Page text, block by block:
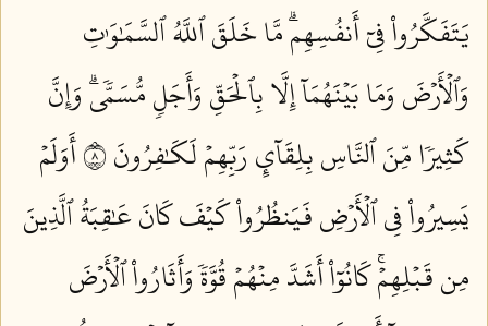
يَتَفَكَّرُواْ فِيٓ أَنفُسِهِمۗ مَّا خَلَقَ ٱللَّهُ ٱلسَّمَٰوَٰتِ
وَٱلۡأَرۡضَ وَمَا بَيۡنَهُمَآ إِلَّا بِٱلۡحَقِّ وَأَجَلٖ مُّسَمّٗىۗ وَإِنَّ
كَثِيرٗا مِّنَ ٱلنَّاسِ بِلِقَآيِٕ رَبِّهِمۡ لَكَٰفِرُونَ ٨
أَوَلَمۡ
يَسِيرُواْ فِي ٱلۡأَرۡضِ فَيَنظُرُواْ كَيۡفَ كَانَ عَٰقِبَةُ ٱلَّذِينَ
مِن قَبۡلِهِمۡۚ كَانُوٓاْ أَشَدَّ مِنۡهُمۡ قُوَّةٗ وَأَثَارُواْ ٱلۡأَرۡضَ